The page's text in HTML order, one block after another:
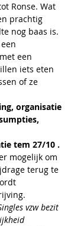
Ronse. Wat
prachtig
nog baas is.
een
iets eten
of ze
organisatie
tem 27/10 .
mogelijk om
terug te
vzw bezit